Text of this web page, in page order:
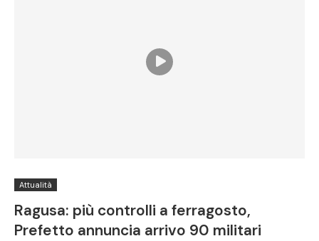
Attualità
Ragusa: più controlli a ferragosto,
Prefetto annuncia arrivo 90 militari